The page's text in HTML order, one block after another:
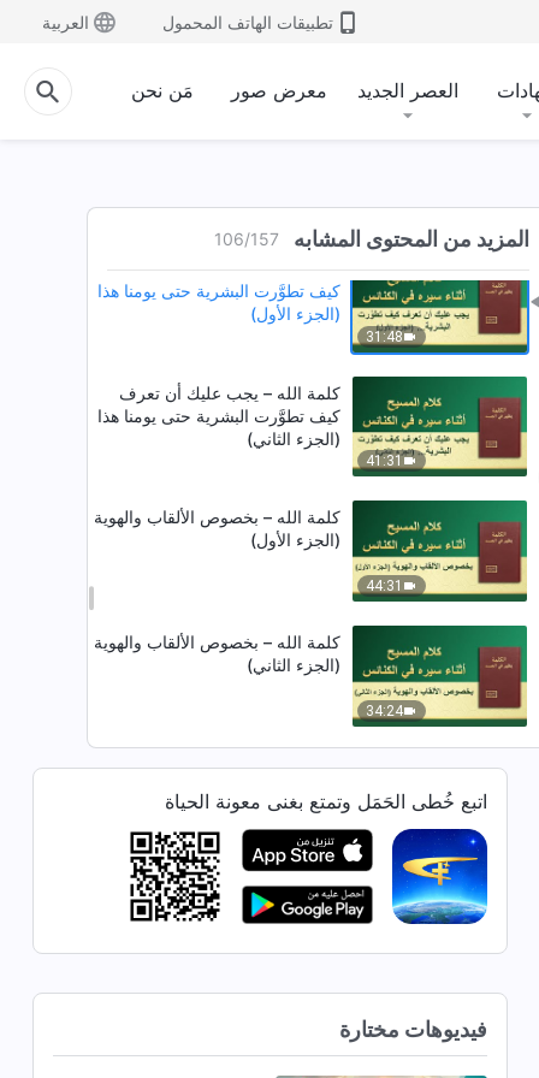
تطبيقات الهاتف المحمول العربية
العصر الجديد معرض صور مَن نحن
المزيد من المحتوى المشابه 106/157
18:13
كلمة الله – العمل في عصر الناموس
18:42
31:48
كلمة الله – يجب عليك أن تعرف
كيف تطوَّرت البشرية حتى يومنا هذا
(الجزء الأول)
41:31
كلمة الله – يجب عليك أن تعرف
كيف تطوَّرت البشرية حتى يومنا هذا
(الجزء الثاني)
44:31
كلمة الله – بخصوص الألقاب والهوية
(الجزء الأول)
34:24
كلمة الله – بخصوص الألقاب والهوية
(الجزء الثاني)
34:22
كلمة الله – يمكن للمُكَمَّلين فقط أن
يعيشوا حياة ذات مغزى
35:58
كلمة الله – عليك أن تتخلَّى عن
بركات المكانة وتفهم مشيئة الله
وضع تعريفًا لله في تصوراته أن ينال
إعلانات الله؟
اتبع خُطى الحَمَل وتمتع بغنى معونة الحياة
فيديوهات مختارة